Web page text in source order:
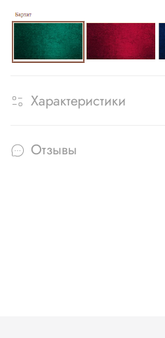
Характеристики
Отзывы